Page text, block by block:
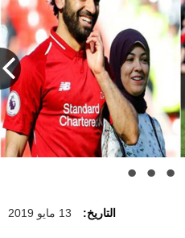
التاريخ: 13 مايو 2019